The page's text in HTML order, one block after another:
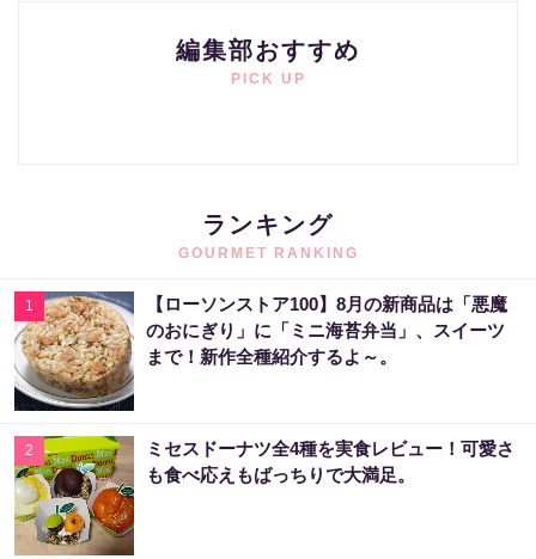
編集部おすすめ
PICK UP
ランキング
GOURMET RANKING
1
【ローソンストア100】8月の新商品は「悪魔
のおにぎり」に「ミニ海苔弁当」、スイーツ
まで！新作全種紹介するよ～。
2
ミセスドーナツ全4種を実食レビュー！可愛さ
も食べ応えもばっちりで大満足。